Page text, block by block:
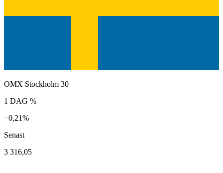
OMX Stockholm 30
1 DAG %
−0,21%
Senast
3 316,05